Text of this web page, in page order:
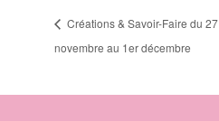
Créations & Savoir-Faire du 27
novembre au 1er décembre